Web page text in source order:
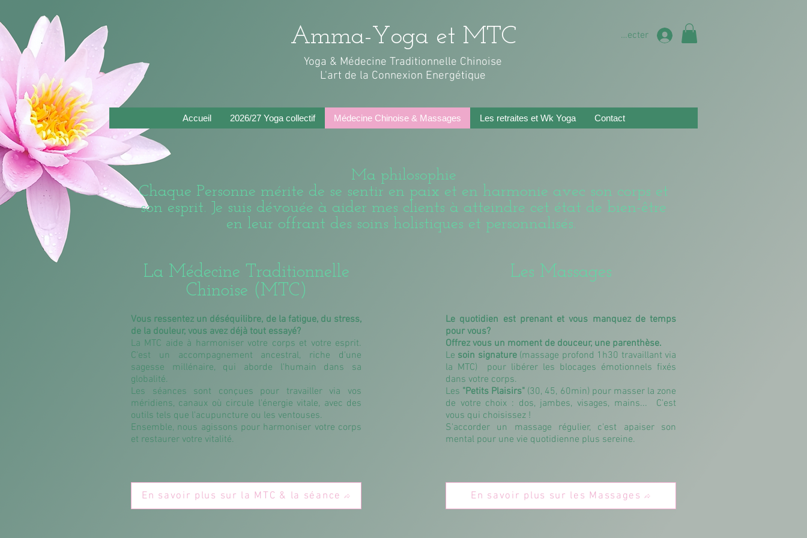
Amma-Yoga et MTC Se connecter
Yoga & Médecine Traditionnelle Chinoise
L'art de la Connexion Energétique
Accueil 2026/27 Yoga collectif Médecine Chinoise & Massages Les retraites et Wk Yoga Contact
Ma philosophie
Chaque Personne mérite de se sentir en paix et en harmonie avec son corps et
son esprit. Je suis dévouée à aider mes clients à atteindre cet état de bien-être
en leur offrant des soins holistiques et personnalisés.
La Médecine Traditionnelle
Chinoise (MTC)
Vous ressentez un déséquilibre, de la fatigue, du stress,
de la douleur, vous avez déjà tout essayé?
La MTC aide à harmoniser votre corps et votre esprit.
C'est un accompagnement ancestral, riche d'une
sagesse millénaire, qui aborde l'humain dans sa
globalité.
Les séances sont conçues pour travailler via vos
méridiens, canaux où circule l'énergie vitale, avec des
outils tels que l'acupuncture ou les ventouses.
Ensemble, nous agissons pour harmoniser votre corps
et restaurer votre vitalité.
En savoir plus sur la MTC & la séance
Les Massages
Le quotidien est prenant et vous manquez de temps
pour vous?
Offrez vous un moment de douceur, une parenthèse.
Le soin signature(massage profond 1h30 travaillant via
la MTC) pour libérer les blocages émotionnels fixés
dans votre corps.
Les "Petits Plaisirs" (30, 45, 60min) pour masser la zone
de votre choix : dos, jambes, visages, mains... C'est
vous qui choisissez !
S'accorder un massage régulier, c'est apaiser son
mental pour une vie quotidienne plus sereine.
En savoir plus sur les Massages